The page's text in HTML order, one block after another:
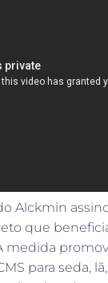
Alckmin
que
medida
para seda,